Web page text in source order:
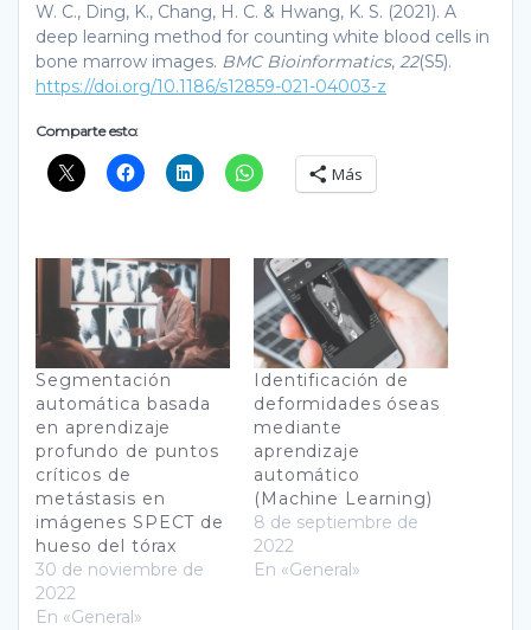
W. C., Ding, K., Chang, H. C. & Hwang, K. S. (2021). A
deep learning method for counting white blood cells in
bone marrow images. BMC Bioinformatics, 22(S5).
https://doi.org/10.1186/s12859-021-04003-z
Comparte esto:
Más
Segmentación
automática basada
en aprendizaje
profundo de puntos
críticos de
metástasis en
imágenes SPECT de
hueso del tórax
30 de noviembre de
2022
En «General»
Identificación de
deformidades óseas
mediante
aprendizaje
automático
(Machine Learning)
8 de septiembre de
2022
En «General»